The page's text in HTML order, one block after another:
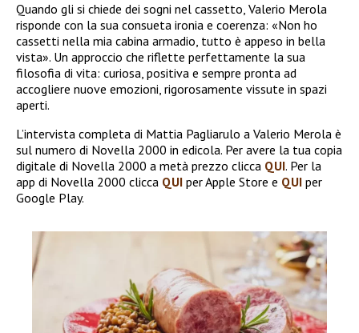
Quando gli si chiede dei sogni nel cassetto, Valerio Merola
risponde con la sua consueta ironia e coerenza: «Non ho
cassetti nella mia cabina armadio, tutto è appeso in bella
vista». Un approccio che riflette perfettamente la sua
filosofia di vita: curiosa, positiva e sempre pronta ad
accogliere nuove emozioni, rigorosamente vissute in spazi
aperti.
L’intervista completa di Mattia Pagliarulo a Valerio Merola è
sul numero di Novella 2000 in edicola. Per avere la tua copia
digitale di Novella 2000 a metà prezzo clicca QUI. Per la
app di Novella 2000 clicca QUI per Apple Store e QUI per
Google Play.